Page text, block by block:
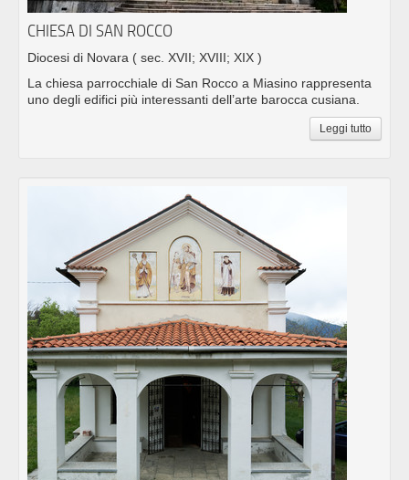
CHIESA DI SAN ROCCO
Diocesi di Novara ( sec. XVII; XVIII; XIX )
La chiesa parrocchiale di San Rocco a Miasino rappresenta
uno degli edifici più interessanti dell’arte barocca cusiana.
Leggi tutto